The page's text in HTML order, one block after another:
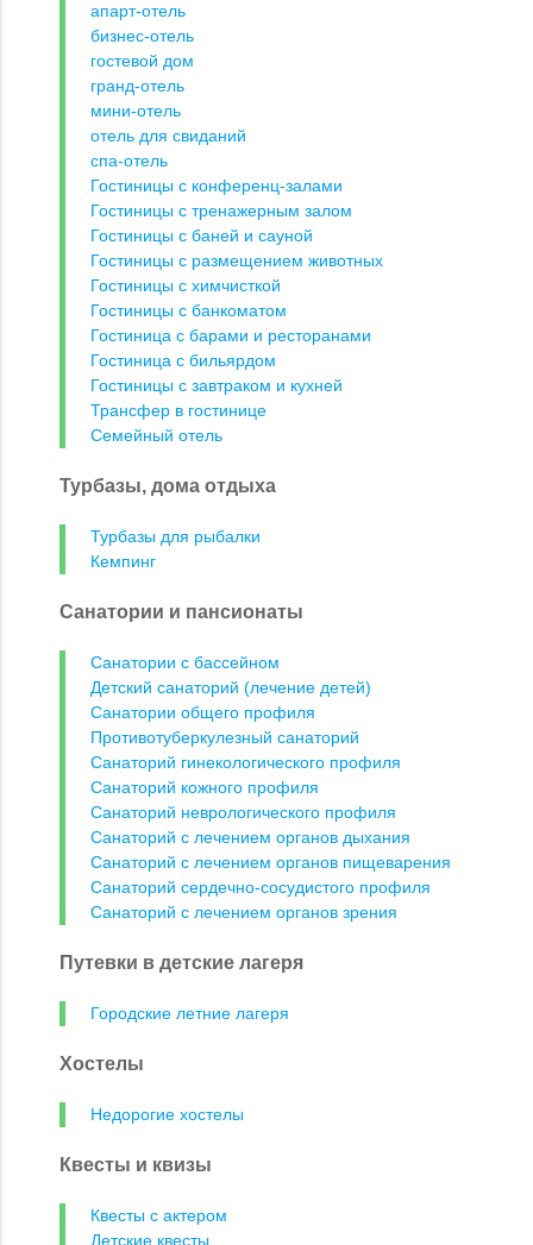
апарт-отель
бизнес-отель
гостевой дом
гранд-отель
мини-отель
отель для свиданий
спа-отель
Гостиницы с конференц-залами
Гостиницы с тренажерным залом
Гостиницы с баней и сауной
Гостиницы с размещением животных
Гостиницы с химчисткой
Гостиницы с банкоматом
Гостиница с барами и ресторанами
Гостиница с бильярдом
Гостиницы с завтраком и кухней
Трансфер в гостинице
Семейный отель
Турбазы, дома отдыха
Турбазы для рыбалки
Кемпинг
Санатории и пансионаты
Санатории с бассейном
Детский санаторий (лечение детей)
Санатории общего профиля
Противотуберкулезный санаторий
Санаторий гинекологического профиля
Санаторий кожного профиля
Санаторий неврологического профиля
Санаторий с лечением органов дыхания
Санаторий с лечением органов пищеварения
Санаторий сердечно-сосудистого профиля
Санаторий с лечением органов зрения
Путевки в детские лагеря
Городские летние лагеря
Хостелы
Недорогие хостелы
Квесты и квизы
Квесты с актером
Детские квесты